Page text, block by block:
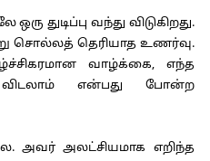
துடிப்பு வந்து விடுகிறது.
சொல்லத் தெரியாத உணர்வு.
வாழ்க்கை, எந்த
விடலாம் என்பது போன்ற
அவர் அலட்சியமாக எறிந்த